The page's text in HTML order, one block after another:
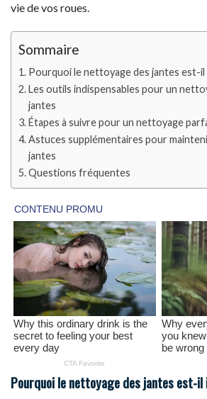
vie de vos roues.
Sommaire
Pourquoi le nettoyage des jantes est-il
Les outils indispensables pour un
jantes
Étapes à suivre pour un nettoyage
Astuces supplémentaires pour
jantes
Questions fréquentes
Pourquoi le nettoyage des jantes est-